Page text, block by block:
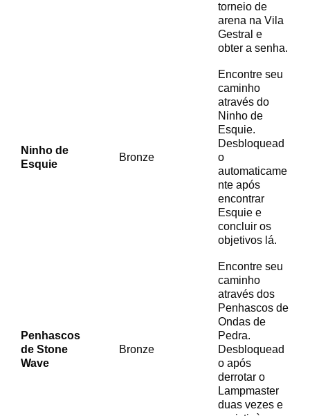
torneio de
arena na Vila
Gestral e
obter a senha.
Ninho de
Esquie
Bronze
Encontre seu
caminho
através do
Ninho de
Esquie.
Desbloquead
o
automaticame
nte após
encontrar
Esquie e
concluir os
objetivos lá.
Penhascos
de Stone
Wave
Bronze
Encontre seu
caminho
através dos
Penhascos de
Ondas de
Pedra.
Desbloquead
o após
derrotar o
Lampmaster
duas vezes e